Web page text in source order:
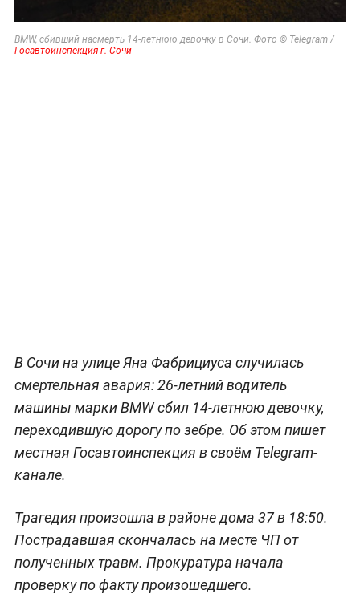
BMW, сбивший насмерть 14-летнюю девочку в Сочи. Фото © Telegram /
Госавтоинспекция г. Сочи
В Сочи на улице Яна Фабрициуса случилась
смертельная авария: 26-летний водитель
машины марки BMW сбил 14-летнюю девочку,
переходившую дорогу по зебре. Об этом пишет
местная Госавтоинспекция в своём Telegram-
канале.
Трагедия произошла в районе дома 37 в 18:50.
Пострадавшая скончалась на месте ЧП от
полученных травм. Прокуратура начала
проверку по факту произошедшего.